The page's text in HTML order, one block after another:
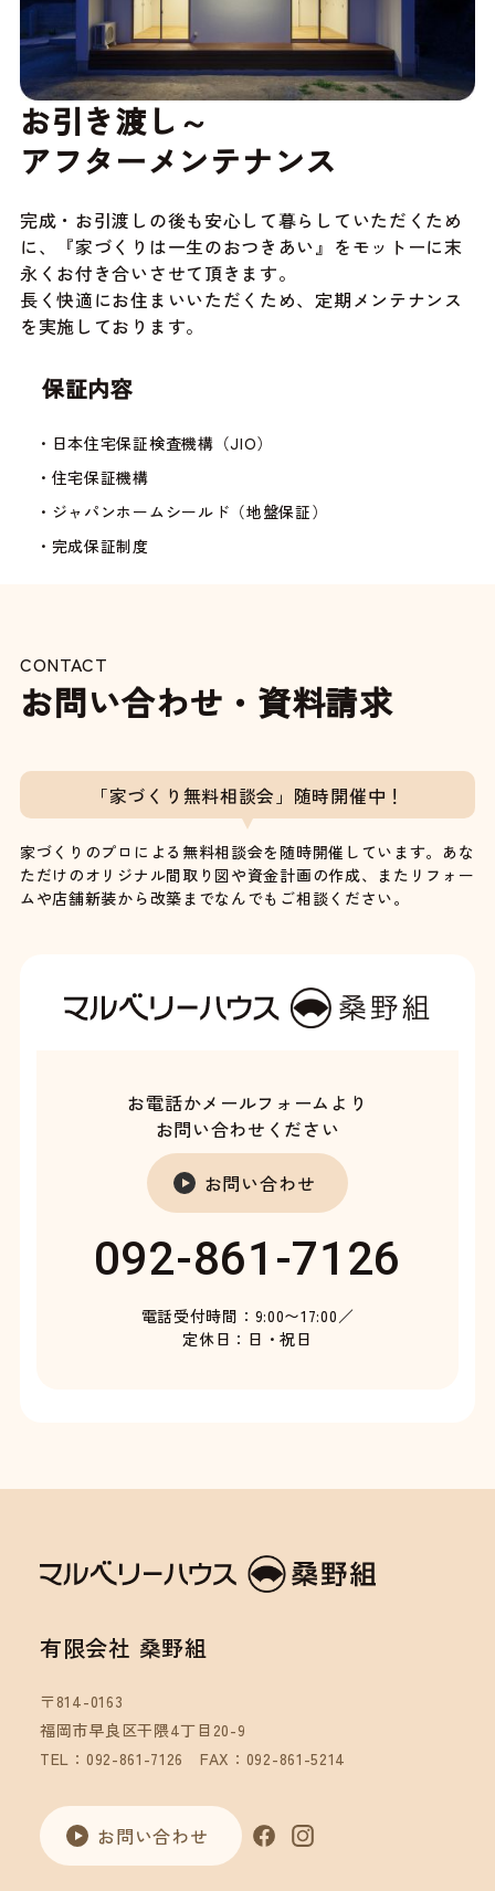
お引き渡し～
アフターメンテナンス
完成・お引渡しの後も安心して暮らしていただくため
に、『家づくりは一生のおつきあい』をモットーに末
永くお付き合いさせて頂きます。
長く快適にお住まいいただくため、定期メンテナンス
を実施しております。
保証内容
・日本住宅保証検査機構（JIO）
・住宅保証機構
・ジャパンホームシールド（地盤保証）
・完成保証制度
CONTACT
お問い合わせ・資料請求
「家づくり無料相談会」随時開催中！
家づくりのプロによる無料相談会を随時開催しています。あな
ただけのオリジナル間取り図や資金計画の作成、またリフォー
ムや店舗新装から改築までなんでもご相談ください。
お電話かメールフォームより
お問い合わせください
お問い合わせ
092-861-7126
電話受付時間：9:00〜17:00／
定休日：日・祝日
有限会社 桑野組
〒814-0163
福岡市早良区干隈4丁目20-9
TEL：092-861-7126
FAX：092-861-5214
お問い合わせ